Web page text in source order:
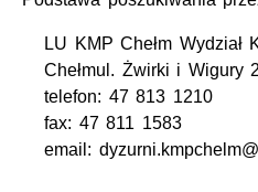
LU KMP Chełm Wydział
Chełmul. Żwirki i Wigury
telefon: 47 813 1210
fax: 47 811 1583
email: